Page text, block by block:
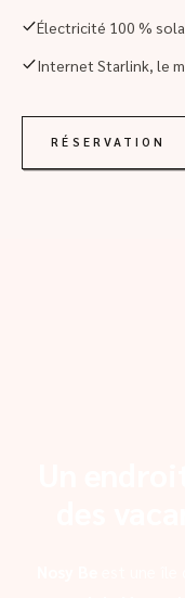
Électricité 100 %
Internet Starlink, le
RÉSERVATION